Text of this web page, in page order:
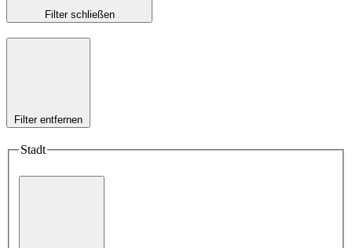
Filter schließen
Filter entfernen
Stadt